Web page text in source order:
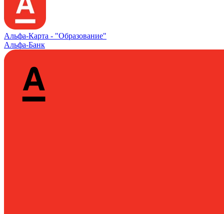
Альфа‑Карта - "Образование"
Альфа-Банк